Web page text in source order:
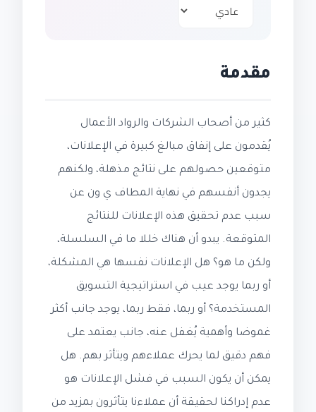
مقدمة
كثير من أصحاب الشركات والرواد الأعمال
يُقدمون على إنفاق مبالغ كبيرة في الإعلانات،
متوقعين حصولهم على نتائج مذهلة، ولكنهم
يجدون أنفسهم في نهاية المطاف ي ون عن
سبب عدم تحقيق هذه الإعلانات للنتائج
المتوقعة. يبدو أن هناك خللا ما في السلسلة،
ولكن ما هو؟ هل الإعلانات نفسها هي المشكلة،
أو ربما يوجد عيب في استراتيجية التسويق
المستخدمة؟ أو ربما، فقط ربما، يوجد جانب أكثر
غموضا وأهمية يُغفل عنه، جانب يعتمد على
فهم دقيق لما يحرك عملاءهم ويتأثر بهم. هل
يمكن أن يكون السبب في فشل الإعلانات هو
عدم إدراكنا لحقيقة أن عملاءنا يتأثرون بمزيد من